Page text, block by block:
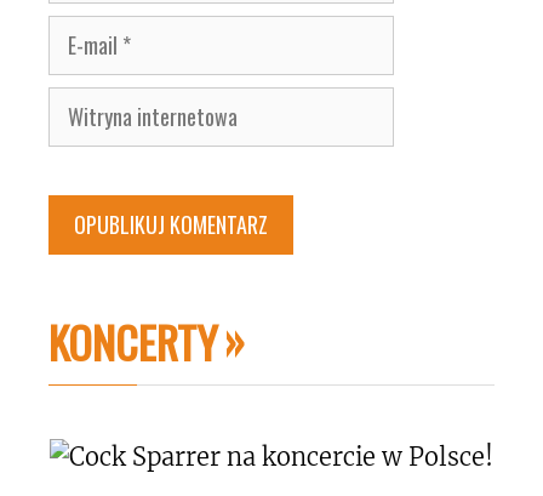
E-
mail
Witryna
internetowa
KONCERTY